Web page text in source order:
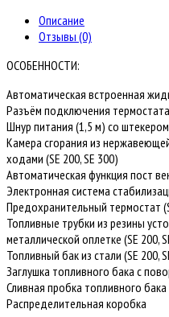
Oklima
тепловая
(непрямой
Описание
Отзывы (0)
ОСОБЕННОСТИ:
Автоматическая встроенная
Разъём подключения
Шнур питания (1,5 м) со штекером
Камера сгорания из
ходами (SE 200, SE 300)
Автоматическая функция пост
Электронная система
Предохранительный термостат
Топливные трубки из резины
металлической оплетке (SE 200,
Топливный бак из стали (SE 200,
Заглушка топливного бака с
Сливная пробка топливного бака
Распределительная коробка